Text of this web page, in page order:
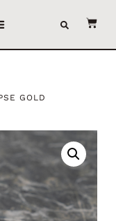
GOLD